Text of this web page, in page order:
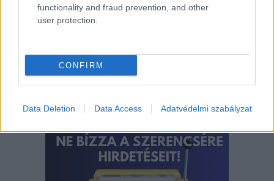
functionality and fraud prevention, and other
user protection.
CONFIRM
Data Deletion Data Access Adatvédelmi szabályzat
Waffel Land